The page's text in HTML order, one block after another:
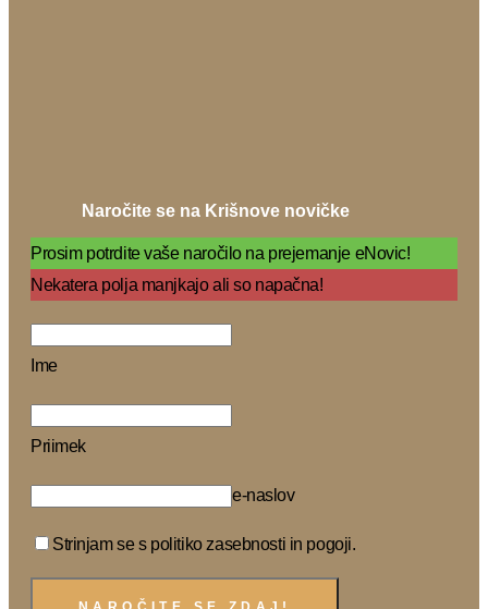
Naročite se na Krišnove novičke
Prosim potrdite vaše naročilo na prejemanje eNovic!
Nekatera polja manjkajo ali so napačna!
Ime
Priimek
e-naslov
Strinjam se s politiko zasebnosti in pogoji.